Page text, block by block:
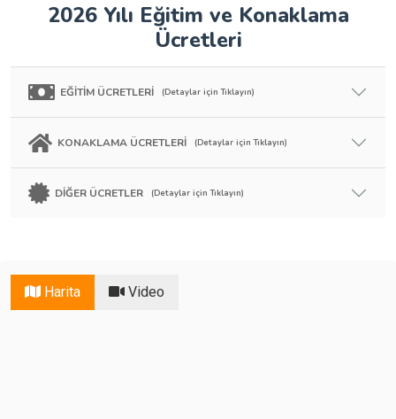
2026 Yılı Eğitim ve Konaklama
Ücretleri
EĞİTİM ÜCRETLERİ (Detaylar için Tıklayın)
KONAKLAMA ÜCRETLERİ (Detaylar için Tıklayın)
DİĞER ÜCRETLER (Detaylar için Tıklayın)
Harita Video